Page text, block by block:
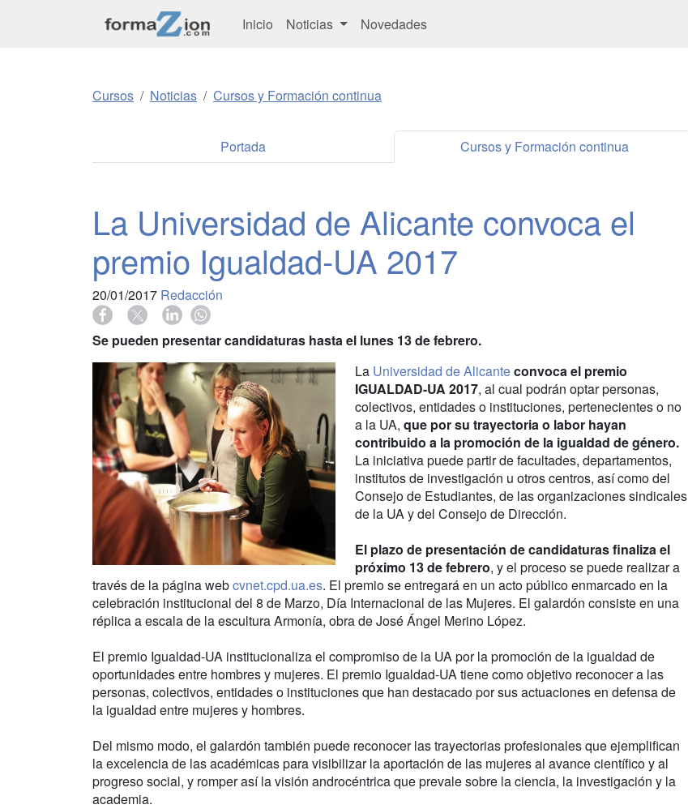
Inicio Noticias Novedades
Cursos Noticias Cursos y Formación continua
Portada Cursos y Formación continua
La Universidad de Alicante convoca el
premio Igualdad-UA 2017
20/01/2017 Redacción
Se pueden presentar candidaturas hasta el lunes 13 de febrero.
La Universidad de Alicanteconvoca el premio
IGUALDAD-UA 2017, al cual podrán optar personas,
colectivos, entidades o instituciones, pertenecientes o no
a la UA, que por su trayectoria o labor hayan
contribuido a la promoción de la igualdad de género.
La iniciativa puede partir de facultades, departamentos,
institutos de investigación u otros centros, así como del
Consejo de Estudiantes, de las organizaciones sindicales
de la UA y del Consejo de Dirección.
El plazo de presentación de candidaturas finaliza el
próximo 13 de febrero, y el proceso se puede realizar a
través de la página webcvnet.cpd.ua.es. El premio se entregará en un acto público enmarcado en la
celebración institucional del 8 de Marzo, Día Internacional de las Mujeres. El galardón consiste en una
réplica a escala de la escultura Armonía, obra de José Ángel Merino López.
El premio Igualdad-UA institucionaliza el compromiso de la UA por la promoción de la igualdad de
oportunidades entre hombres y mujeres. El premio Igualdad-UA tiene como objetivo reconocer a las
personas, colectivos, entidades o instituciones que han destacado por sus actuaciones en defensa de
la igualdad entre mujeres y hombres.
Del mismo modo, el galardón también puede reconocer las trayectorias profesionales que ejemplifican
la excelencia de las académicas para visibilizar la aportación de las mujeres al avance científico y al
progreso social, y romper así la visión androcéntrica que prevale sobre la ciencia, la investigación y la
academia.